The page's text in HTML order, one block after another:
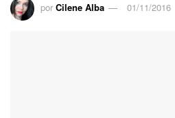
por Cilene Alba 01/11/2016